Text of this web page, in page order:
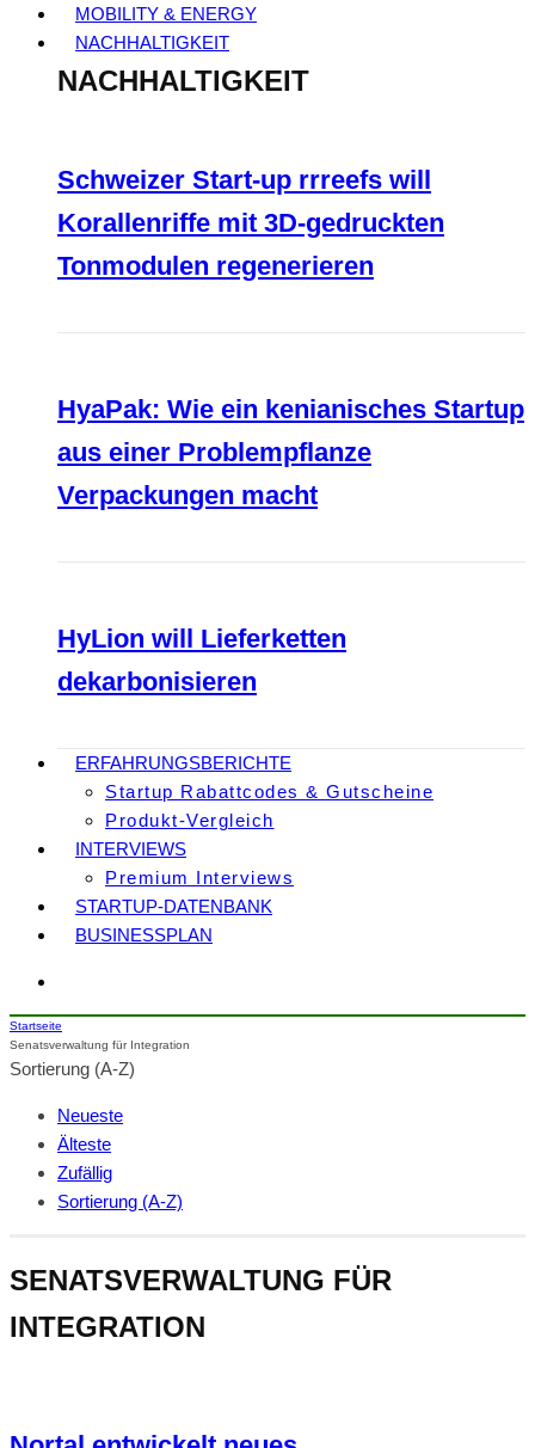
MOBILITY & ENERGY
NACHHALTIGKEIT
NACHHALTIGKEIT
Schweizer Start-up rrreefs will
Korallenriffe mit 3D-gedruckten
Tonmodulen regenerieren
HyaPak: Wie ein kenianisches Startup
aus einer Problempflanze
Verpackungen macht
HyLion will Lieferketten
dekarbonisieren
ERFAHRUNGSBERICHTE
Startup Rabattcodes & Gutscheine
Produkt-Vergleich
INTERVIEWS
Premium Interviews
STARTUP-DATENBANK
BUSINESSPLAN
Startseite
Senatsverwaltung für Integration
Sortierung (A-Z)
Neueste
Älteste
Zufällig
Sortierung (A-Z)
SENATSVERWALTUNG FÜR
INTEGRATION